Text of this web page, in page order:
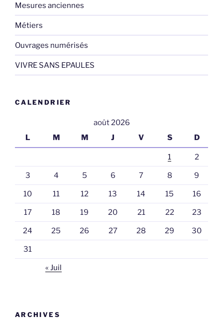
Mesures anciennes
Métiers
Ouvrages numérisés
VIVRE SANS EPAULES
CALENDRIER
août 2026
L
M M J V S D
1 2
3 4 5 6 7 8 9
10 11 12 13 14 15 16
17 18 19 20 21 22 23
24 25 26 27 28 29 30
31
« Juil
ARCHIVES